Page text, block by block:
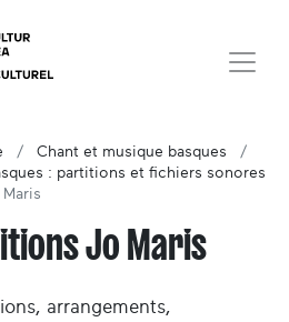
Chant et musique basques
: partitions et fichiers sonores
Jo Maris
arrangements,